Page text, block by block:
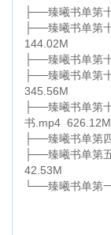
├──臻曦书单第
├──臻曦书单第
144.02M
├──臻曦书单第
├──臻曦书单第
345.56M
├──臻曦书单第
书.mp4 626.12M
├──臻曦书单第
├──臻曦书单第
42.53M
└──臻曦书单第